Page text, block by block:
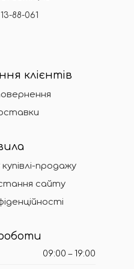
88-061
клієнтів
продажу
сайту
09:00 – 19:00